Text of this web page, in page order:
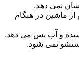
نمی دهد.
ماشین در هنگام
و آب پس می دهد.
شستشو نمی شود.